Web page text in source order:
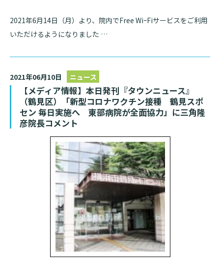
2021年6月14日（月）より、院内でFree WiｰFiサービスをご利用
いただけるようになりました …
2021年06月10日 ニュース
【メディア情報】本日発刊『タウンニュース』
（鶴見区）「新型コロナワクチン接種 鶴見スポ
セン 毎日実施へ 東部病院が全面協力」に三角隆
彦院長コメント